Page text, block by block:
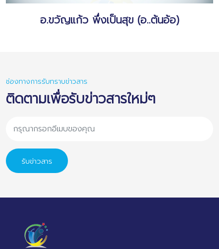
อ.ขวัญแก้ว พึ่งเป็นสุข (อ..ต้นอ้อ)
ช่องทางการรับทราบข่าวสาร
ติดตามเพื่อรับข่าวสารใหม่ๆ
รับข่าวสาร